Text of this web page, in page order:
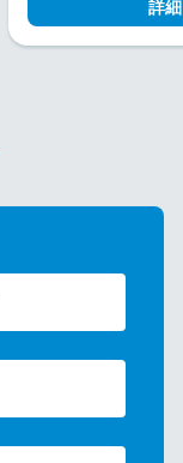
詳細